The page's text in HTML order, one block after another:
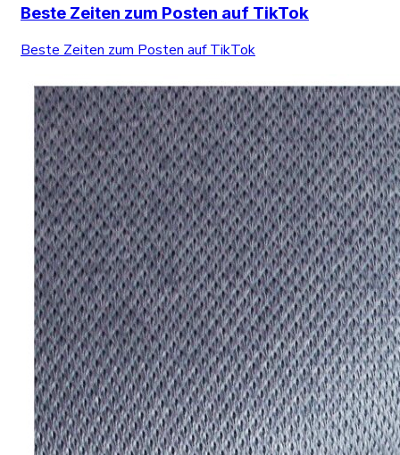
Beste Zeiten zum Posten auf TikTok
Beste Zeiten zum Posten auf TikTok